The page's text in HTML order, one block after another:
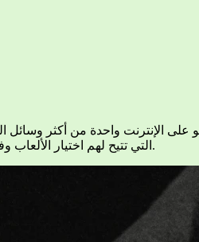
على الإنترنت واحدة من أكثر
التي تتيح لهم اختيار الألعاب وفقًا لتفضيلاتهم.